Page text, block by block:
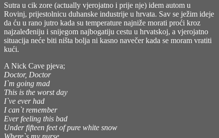
Sutra u cik zore (actually vjerojatno i prije nje) idem autom u
Rovinj, prijestolnicu duhanske industrije u hrvata. Sav se ježim ideje
da ću u rano jutro kada su temperature najniže morati proći kroz
najzaleđeniju i snijegom najbogatiju cestu u hrvatskoj, a vjerojatno
situacija neće biti ništa bolja ni kasno navečer kada se moram vratiti
kući.
A Nick Cave pjeva;
Doctor, Doctor
I`m going mad
This is the worst day
I`ve ever had
I can`t remember
Ever feeling this bad
Under fifteen feet of pure white snow
Where`s my nurse